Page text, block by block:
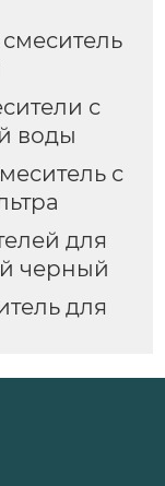
с
воды
с
для
черный
для